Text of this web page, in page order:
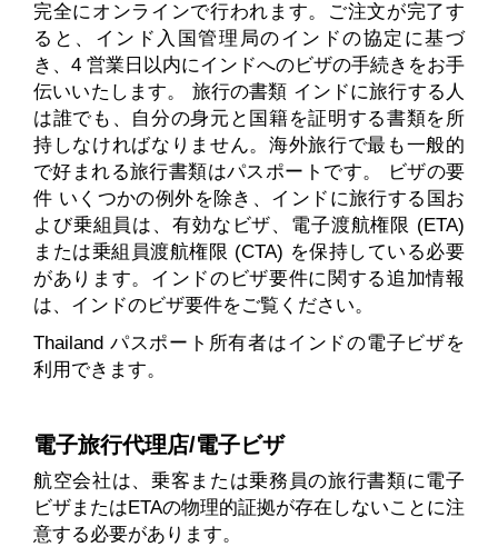
完全にオンラインで行われます。ご注文が完了す
ると、インド入国管理局のインドの協定に基づ
き、4 営業日以内にインドへのビザの手続きをお手
伝いいたします。 旅行の書類 インドに旅行する人
は誰でも、自分の身元と国籍を証明する書類を所
持しなければなりません。海外旅行で最も一般的
で好まれる旅行書類はパスポートです。 ビザの要
件 いくつかの例外を除き、インドに旅行する国お
よび乗組員は、有効なビザ、電子渡航権限 (ETA)
または乗組員渡航権限 (CTA) を保持している必要
があります。インドのビザ要件に関する追加情報
は、インドのビザ要件をご覧ください。
Thailand パスポート所有者はインドの電子ビザを
利用できます。
電子旅行代理店/電子ビザ
航空会社は、乗客または乗務員の旅行書類に電子
ビザまたはETAの物理的証拠が存在しないことに注
意する必要があります。